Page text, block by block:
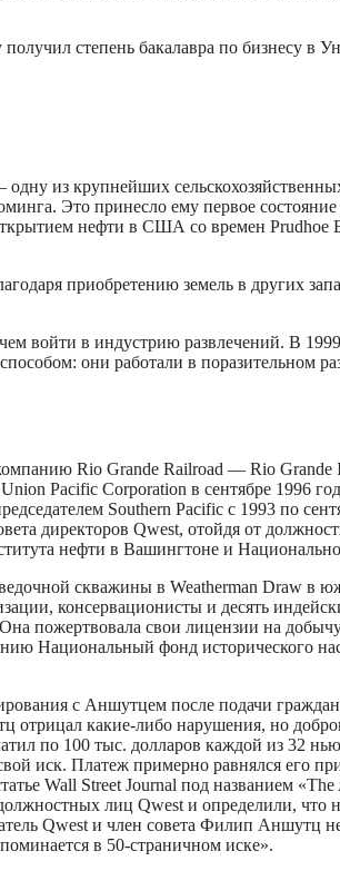
степень бакалавра по бизнесу в
из крупнейших
Это принесло ему первое
нефти в США со времен Prudhoe
приобретению земель в других
войти в индустрию развлечений. В
они работали в поразительном
Rio Grande Railroad — Rio Grande
Pacific Corporation в сентябре 1996
Southern Pacific с 1993 по
директоров Qwest, отойдя от
нефти в Вашингтоне и
скважины в Weatherman Draw в
консервационисты и десять
пожертвовала свои лицензии на
Национальный фонд исторического
с Аншутцем после подачи
какие-либо нарушения, но
по 100 тыс. долларов каждой из 32
иск. Платеж примерно равнялся его
Wall Street Journal под названием
лиц Qwest и определили, что
Qwest и член совета Филип Аншутц
в 50-страничном иске».